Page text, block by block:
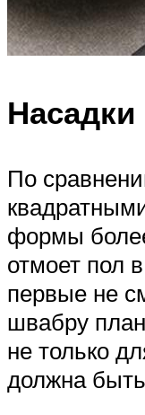
Насадки
По
формы
отмоет пол
первые не
швабру
не только
должна